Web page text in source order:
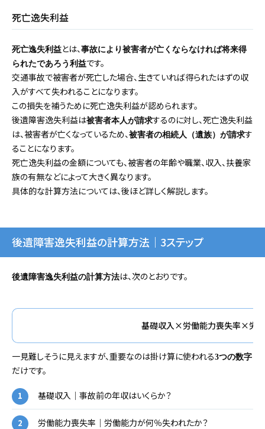
死亡逸失利益
死亡逸失利益とは、 事故により被害者が亡くならなければ将来得
られたであろう利益です。
交通事故で被害者が死亡した場合、生きていれば得られたはずの収
入がすべて失われることになります。
この損失を補うために死亡逸失利益が認められます。
後遺障害逸失利益は被害者本人が請求するのに対し、死亡逸失利益
は、被害者が亡くなっているため、 被害者の相続人（遺族）が請求す
ることになります。
死亡逸失利益の金額についても、被害者の年齢や職業、収入、扶養家
族の有無などによって大きく異なります。
具体的な計算方法については、後ほど詳しく解説します。
後遺障害逸失利益の計算方法｜3ステップ
後遺障害逸失利益の計算方法は、次のとおりです。
基礎収入×労働能力喪失率×労働
一見難しそうに見えますが、重要なのは掛け算に使われる3つの数字
だけです。
基礎収入｜事故前の年収はいくらか？
労働能力喪失率｜労働能力が何％失われたか？